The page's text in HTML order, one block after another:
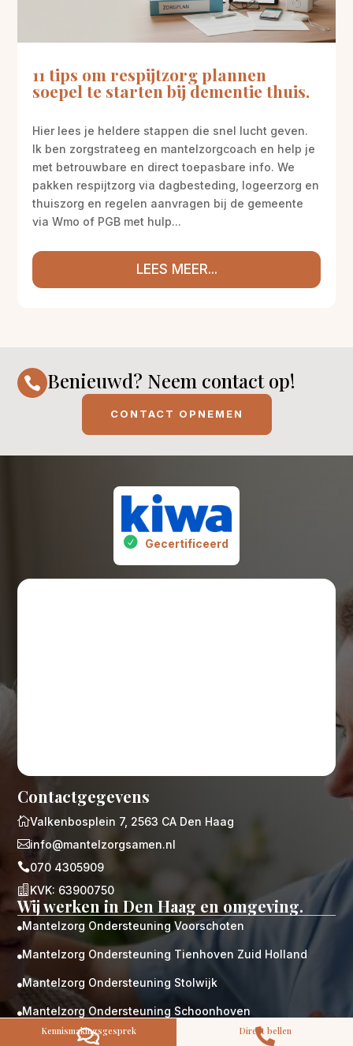
11 tips om respijtzorg plannen
soepel te starten bij dementie thuis.
Hier lees je heldere stappen die snel lucht geven.
Ik ben zorgstrateeg en mantelzorgcoach en help je
met betrouwbare en direct toepasbare info. We
pakken respijtzorg via dagbesteding, logeerzorg en
thuiszorg en regelen aanvragen bij de gemeente
via Wmo of PGB met hulp...
LEES MEER...
 Benieuwd? Neem contact op!
CONTACT OPNEMEN
Gecertificeerd
Gratis
kennismaking?
M
Persoonlijke zorgplan
Geen lange wachtlijsten
Altijd vertrouwde gezichten
Hoog gekwalificeerd
Kennismakingsgesprek
Contact opnemen
Contactgegevens
Valkenbosplein 7, 2563 CA Den Haag
info@mantelzorgsamen.nl
070 4305909
 KVK: 63900750
Wij werken in Den Haag en omgeving.
 Mantelzorg Ondersteuning Voorschoten
 Mantelzorg Ondersteuning Tienhoven Zuid Holland
 Mantelzorg Ondersteuning Stolwijk
 Mantelzorg Ondersteuning Schoonhoven
Mantelzorg Ondersteuning Schiedam

Kennismakingsgesprek 
Direct bellen